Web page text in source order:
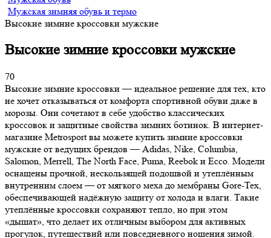
Мужская зимняя обувь и термо
Высокие зимние кроссовки мужские
Высокие зимние кроссовки мужские
70
Высокие зимние кроссовки — идеальное решение для тех, кто
не хочет отказываться от комфорта спортивной обуви даже в
морозы. Они сочетают в себе удобство классических
кроссовок и защитные свойства зимних ботинок. В интернет-
магазине Metrosport вы можете купить зимние кроссовки
мужские от ведущих брендов — Adidas, Nike, Columbia,
Salomon, Merrell, The North Face, Puma, Reebok и Ecco. Модели
оснащены прочной, нескользящей подошвой и утеплённым
внутренним слоем — от мягкого меха до мембраны Gore-Tex,
обеспечивающей надёжную защиту от холода и влаги. Такие
утеплённые кроссовки сохраняют тепло, но при этом
«дышат», что делает их отличным выбором для активных
прогулок, путешествий или повседневного ношения зимой.